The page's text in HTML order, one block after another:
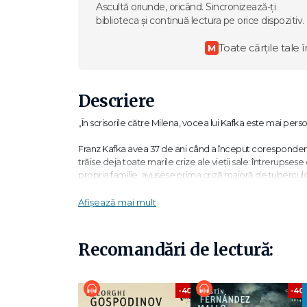
Ascultă oriunde, oricând. Sincronizează-ți
biblioteca și continuă lectura pe orice dispozitiv.
M Toate cărțile tale
Descriere
„În scrisorile către Milena, vocea lui Kafka este mai
Franz Kafka avea 37 de ani când a început
trăise deja toate marile crize ale vieții sale:
propria familie, avusese prima criză majoră de
desfăşurată epistolar, se va încheia ca toate celelalte,
grec sau un roman rătăcit prin Boemia, violat de limba
trebuie s-o scoți pe brațe din lume sau din foc, nu ştiu,
Afișează mai mult
Recomandări de lectură:
-40% -